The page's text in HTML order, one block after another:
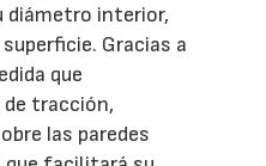
diámetro interior,
Gracias a
que
tracción,
las paredes